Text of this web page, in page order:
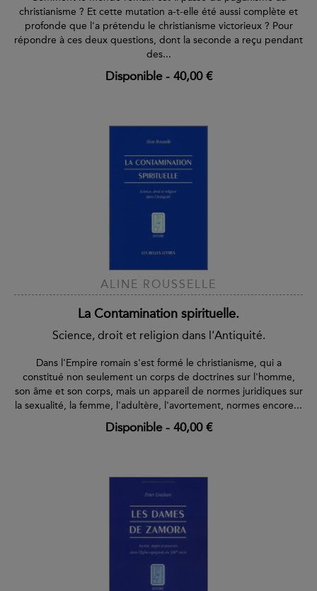
christianisme ? Et cette mutation a-t-elle été aussi complète et
profonde que l'a prétendu le christianisme victorieux ? Pour
répondre à ces deux questions, dont la seconde a reçu pendant
des...
Disponible- 40,00 €
ALINE ROUSSELLE
La Contamination spirituelle.
Science, droit et religion dans l'Antiquité.
Dans l'Empire romain s'est formé le christianisme, qui a
constitué non seulement un corps de doctrines sur l'homme,
son âme et son corps, mais un appareil de normes juridiques sur
la sexualité, la femme, l'adultère, l'avortement, normes encore...
Disponible- 40,00 €